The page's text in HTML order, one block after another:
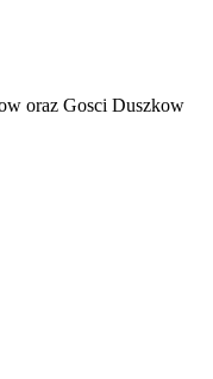
oraz Gosci Duszkow